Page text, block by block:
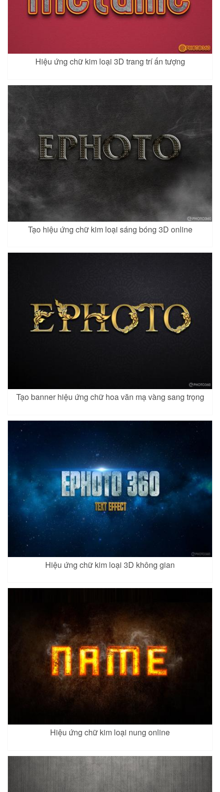
Hiệu ứng chữ kim loại 3D trang trí ấn tượng
Tạo hiệu ứng chữ kim loại sáng bóng 3D online
Tạo banner hiệu ứng chữ hoa văn mạ vàng sang trọng
Hiệu ứng chữ kim loại 3D không gian
Hiệu ứng chữ kim loại nung online